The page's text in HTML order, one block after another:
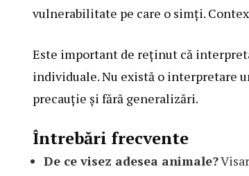
vulnerabilitate pe care o simți.
Este important de reținut că
individuale. Nu există o interpretare
precauție și fără generalizări.
Întrebări frecvente
De ce visez adesea animale?